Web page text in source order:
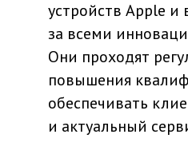
устройств Apple и
за всеми
Они проходят
повышения
обеспечивать
и актуальный